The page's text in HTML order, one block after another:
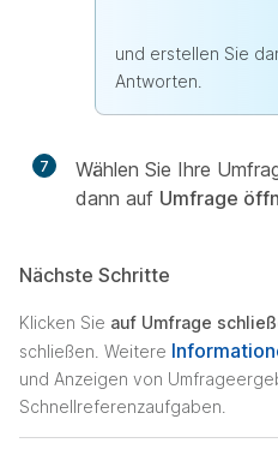
und erstellen Sie
Antworten.
7
Wählen Sie Ihre
dann auf Umfrage
Nächste Schritte
Klicken Sie auf Umfrage
schließen. Weitere
und Anzeigen von
Schnellreferenzaufgaben.